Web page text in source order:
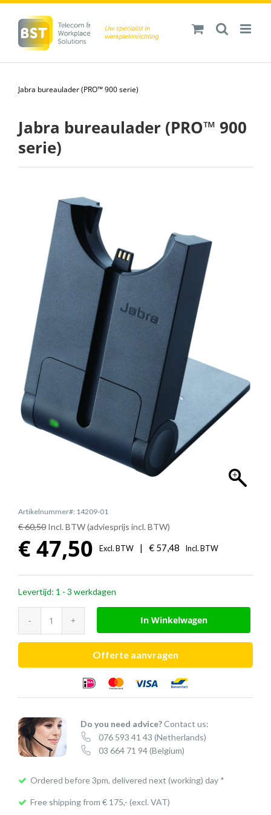
inhoud
Jabra bureaulader (PRO™ 900 serie)
Jabra bureaulader (PRO™ 900
serie)
Artikelnummer#: 14209-01
€ 60,50 Incl. BTW (adviesprijs incl. BTW)
€47,50 Excl. BTW | € 57,48 Incl. BTW
Levertijd: 1 - 3 werkdagen
bureaulader
900
aantal
In Winkelwagen
Offerte aanvragen
Do you need advice?Contact us:
076 593 41 43 (Netherlands)
03 664 71 94(Belgium)
Ordered before 3pm, delivered next (working) day *
Free shipping from € 175,- (excl. VAT)